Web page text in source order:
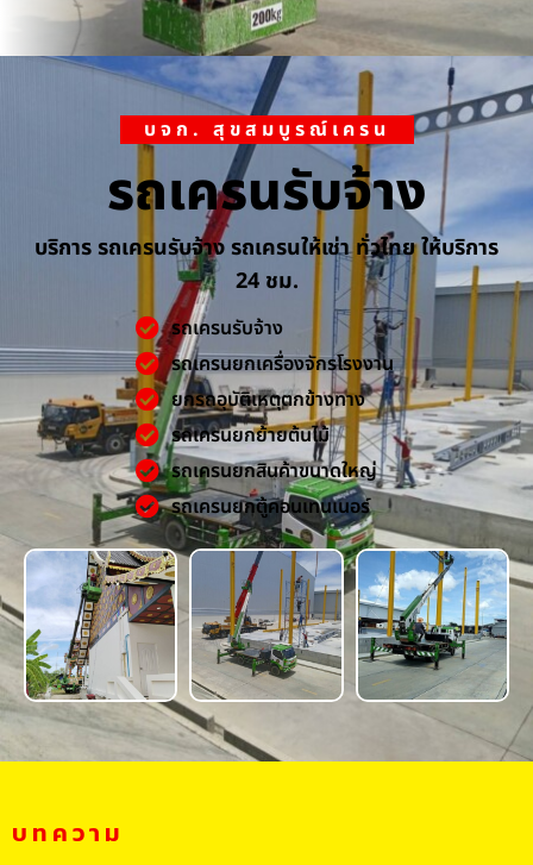
บจก. สุขสมบูรณ์เครน
รถเครนรับจ้าง
บริการ รถเครนรับจ้าง รถเครนให้เช่า ทั่วไทย ให้บริการ
24 ชม.
รถเครนรับจ้าง
รถเครนยกเครื่องจักรโรงงาน
ยกรถอุบัติเหตุตกข้างทาง
รถเครนยกย้ายต้นไม้
รถเครนยกสินค้าขนาดใหญ่
รถเครนยกตู้คอนเทนเนอร์
บทความ